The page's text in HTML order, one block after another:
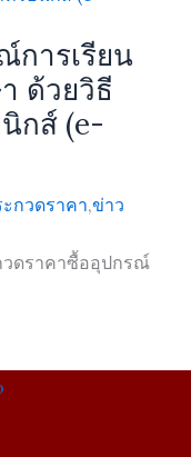
การเรียน
ด้วยวิธี
กส์ (e-
กวดราคา,ข่าว
วดราคาซื้ออุปกรณ์